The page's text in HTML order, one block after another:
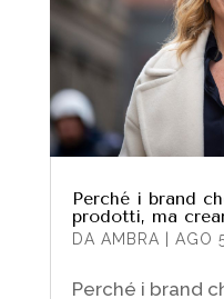
Perché i brand
prodotti, ma
DA AMBRA AGO
Perché i brand